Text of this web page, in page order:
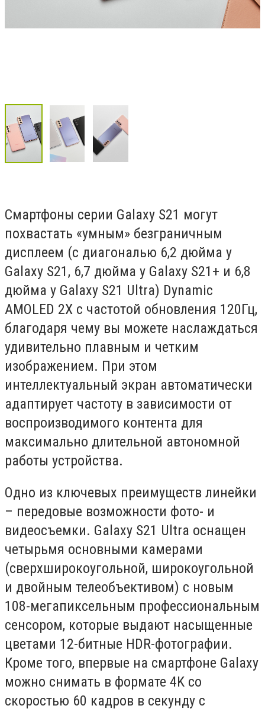
Смартфоны серии Galaxy S21 могут
похвастать «умным» безграничным
дисплеем (с диагональю 6,2 дюйма у
Galaxy S21, 6,7 дюйма у Galaxy S21+ и 6,8
дюйма у Galaxy S21 Ultra) Dynamic
AMOLED 2X с частотой обновления 120Гц,
благодаря чему вы можете наслаждаться
удивительно плавным и четким
изображением. При этом
интеллектуальный экран автоматически
адаптирует частоту в зависимости от
воспроизводимого контента для
максимально длительной автономной
работы устройства.
Одно из ключевых преимуществ линейки
– передовые возможности фото- и
видеосъемки. Galaxy S21 Ultra оснащен
четырьмя основными камерами
(сверхширокоугольной, широкоугольной
и двойным телеобъективом) с новым
108-мегапиксельным профессиональным
сенсором, которые выдают насыщенные
цветами 12-битные HDR-фотографии.
Кроме того, впервые на смартфоне Galaxy
можно снимать в формате 4K со
скоростью 60 кадров в секунду с